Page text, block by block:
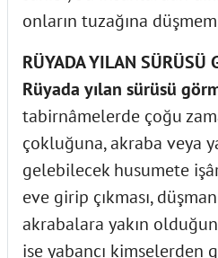
onların tuzağına
RÜYADA YILAN SÜRÜSÜ
Rüyada yılan sürüsü
tabirnâmelerde çoğu
çokluğuna, akraba veya
gelebilecek husumete
eve girip çıkması,
akrabalara yakın
ise yabancı kimselerden